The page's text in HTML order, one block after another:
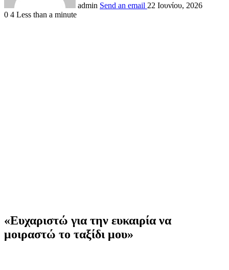
admin Send an email 22 Ιουνίου, 2026
0 4 Less than a minute
«Ευχαριστώ για την ευκαιρία να
μοιραστώ το ταξίδι μου»